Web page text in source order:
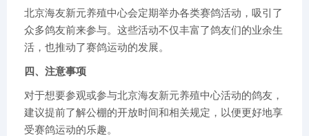
北京海友新元养殖中心会定期举办各类赛鸽活动，吸引了
众多鸽友前来参与。这些活动不仅丰富了鸽友们的业余生
活，也推动了赛鸽运动的发展。
四、注意事项
对于想要参观或参与北京海友新元养殖中心活动的鸽友，
建议提前了解公棚的开放时间和相关规定，以便更好地享
受赛鸽运动的乐趣。